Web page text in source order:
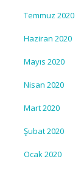
Temmuz 2020
Haziran 2020
Mayıs 2020
Nisan 2020
Mart 2020
Şubat 2020
Ocak 2020